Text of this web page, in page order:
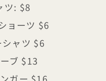
ツ: $8
ョーツ $6
シャツ $6
ブ $13